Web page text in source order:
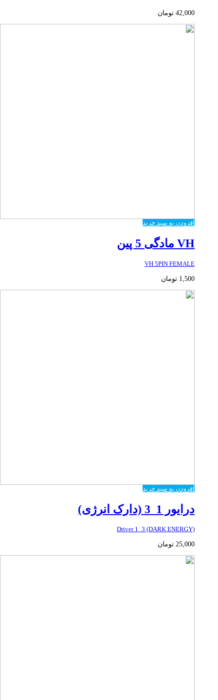
42,000 تومان
افزودن به سبد خرید
VH مادگی 5 پین
VH 5PIN FEMALE
1,500 تومان
افزودن به سبد خرید
درایور 1_3 (دارک انرژی)
Driver 1_3 (DARK ENERGY)
25,000 تومان